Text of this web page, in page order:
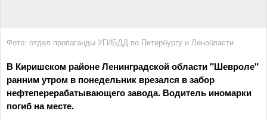
Фото: отдел пропаганды УГИБДД по Петербургу и Ленобласти
В Киришском районе Ленинградской области "Шевроле"
ранним утром в понедельник врезался в забор
нефтеперерабатывающего завода. Водитель иномарки
погиб на месте.